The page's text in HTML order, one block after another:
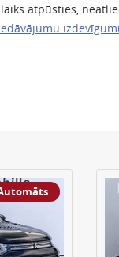
atpūsties,